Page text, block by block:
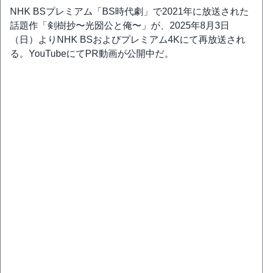
NHK BSプレミアム「BS時代劇」で2021年に放送された
話題作「剣樹抄〜光圀公と俺〜」が、2025年8月3日
（日）よりNHK BSおよびプレミアム4Kにて再放送され
る。YouTubeにてPR動画が公開中だ。